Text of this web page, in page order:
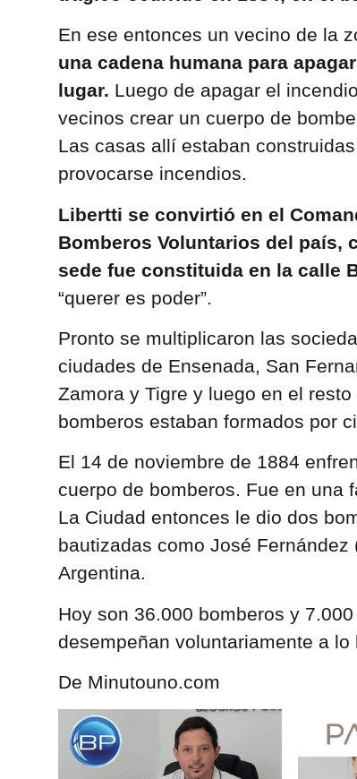
En ese entonces un vecino de la
una cadena humana para
lugar. Luego de apagar el
vecinos crear un cuerpo de
Las casas allí estaban
provocarse incendios.
Libertti se convirtió en el
Bomberos Voluntarios del país,
sede fue constituida en la calle
“querer es poder”.
Pronto se multiplicaron las
ciudades de Ensenada, San
Zamora y Tigre y luego en el
bomberos estaban formados por
El 14 de noviembre de 1884
cuerpo de bomberos. Fue en una
La Ciudad entonces le dio dos
bautizadas como José Fernández
Argentina.
Hoy son 36.000 bomberos y
desempeñan voluntariamente a
De Minutouno.com